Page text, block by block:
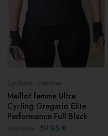
Cyclisme - Femmes
Maillot femme Ultra
Cycling Gregario Elite
Performance Full Black
59.95 €